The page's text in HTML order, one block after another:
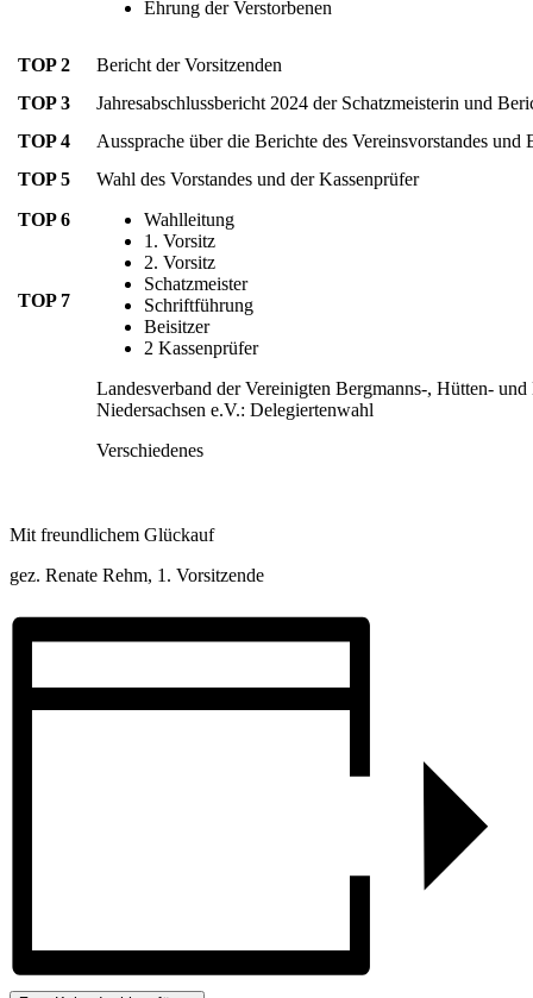
Ehrung der Verstorbenen
TOP 2
Bericht der Vorsitzenden
TOP 3
Jahresabschlussbericht 2024 der Schatzmeisterin und
TOP 4
Aussprache über die Berichte des Vereinsvorstandes und
TOP 5
TOP 6
TOP 7
Wahl des Vorstandes und der Kassenprüfer
Wahlleitung
1. Vorsitz
2. Vorsitz
Schatzmeister
Schriftführung
Beisitzer
2 Kassenprüfer
Landesverband der Vereinigten Bergmanns-, Hütten-
Niedersachsen e.V.: Delegiertenwahl
Verschiedenes
Mit freundlichem Glückauf
gez. Renate Rehm, 1. Vorsitzende